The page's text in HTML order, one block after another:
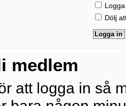
Dölj
medlem
att logga in så